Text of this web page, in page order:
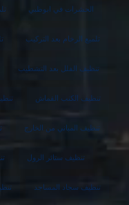
الحشرات في ابوظبي
تلميع الرخام بعد التركيب
تنظيف الفلل بعد التشطيب
تنظيف الكنب القماش
تنظيف المباني من الخارج
تنظيف ستائر الرول
تنظيف سجاد المساجد